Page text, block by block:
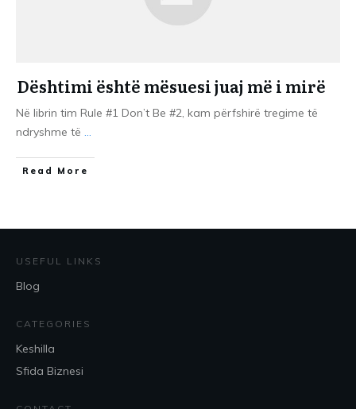
Dështimi është mësuesi juaj më i mirë
Në librin tim Rule #1 Don’t Be #2, kam përfshirë tregime të
ndryshme të ...
​Read More
USEFUL LINKS
Blog
CATEGORIES
Keshilla
Sfida Biznesi